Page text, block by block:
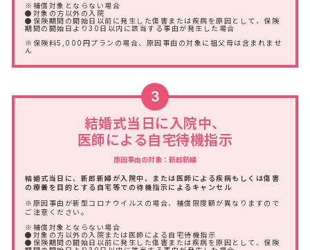
※補償対象とならない場合
●対象の方以外の入院
●保険期間の開始日以前に発生した傷害または疾病を原因として、保険
期間の開始日より30日以内に該当する事由が発生した場合
※保険料5,000円プランの場合、原因事由の対象に祖父母は含まれませ
ん
3
結婚式当日に入院中、
医師による自宅待機指示
原因事由の対象：新郎新婦
結婚式当日に、新郎新婦が入院中、または医師による疾病もしくは傷害
の療養を目的とする自宅等での待機指示によるキャンセル
※原因事由が新型コロナウイルスの場合、補償限度額が異なりますので
ご注意ください。
※補償対象とならない場合
●対象の方以外の入院または医師による自宅待機指示
●保険期間の開始日以前に発生した傷害または疾病を原因として、保険